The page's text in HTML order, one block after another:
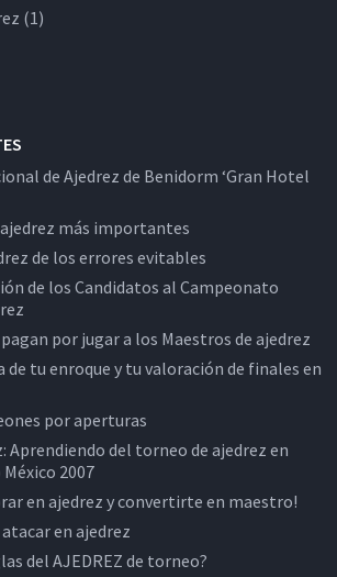
(1)
de Ajedrez de Benidorm ‘Gran Hotel
más importantes
de los errores evitables
de los Candidatos al Campeonato
por jugar a los Maestros de ajedrez
de tu enroque y tu valoración de finales en
por aperturas
Aprendiendo del torneo de ajedrez en
2007
en ajedrez y convertirte en maestro!
en ajedrez
del AJEDREZ de torneo?